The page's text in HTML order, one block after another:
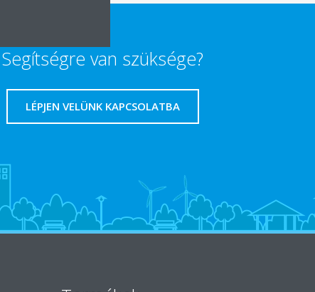
Segítségre van szüksége?
LÉPJEN VELÜNK KAPCSOLATBA